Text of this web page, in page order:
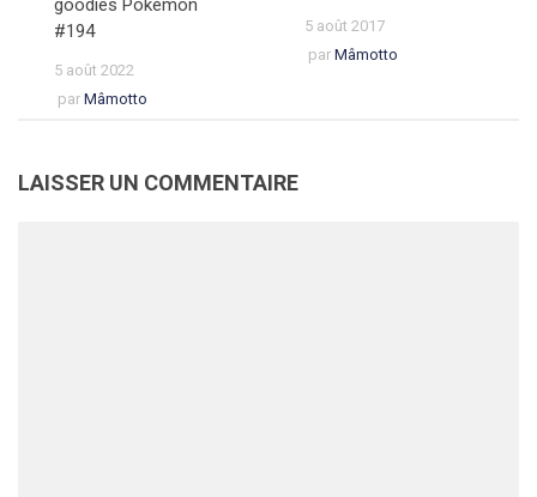
goodies Pokémon
#194
5 août 2022
par Mâmotto
5 août 2017
par Mâmotto
LAISSER UN COMMENTAIRE